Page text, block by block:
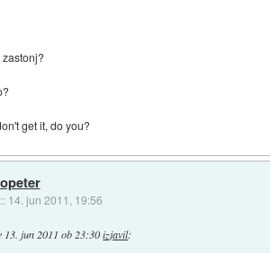
get it, do you?
opeter
:: 14. jun 2011, 19:56
13. jun 2011 ob 23:30 izjavil: